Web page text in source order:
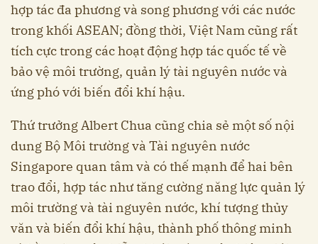
hợp tác đa phương và song phương với các nước
trong khối ASEAN; đồng thời, Việt Nam cũng rất
tích cực trong các hoạt động hợp tác quốc tế về
bảo vệ môi trường, quản lý tài nguyên nước và
ứng phó với biến đổi khí hậu.
Thứ trưởng Albert Chua cũng chia sẻ một số nội
dung Bộ Môi trường và Tài nguyên nước
Singapore quan tâm và có thế mạnh để hai bên
trao đổi, hợp tác như tăng cường năng lực quản lý
môi trường và tài nguyên nước, khí tượng thủy
văn và biến đổi khí hậu, thành phố thông minh